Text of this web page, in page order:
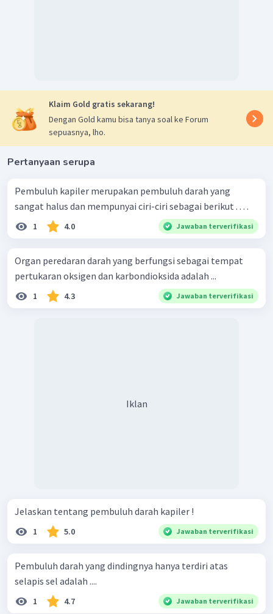
Klaim Gold gratis sekarang!
Dengan Gold kamu bisa tanya soal ke Forum
sepuasnya, lho.
Pertanyaan serupa
Pembuluh kapiler merupakan pembuluh darah yang
sangat halus dan mempunyai ciri-ciri sebagai berikut . . . .
1 4.0 Jawaban terverifikasi
Organ peredaran darah yang berfungsi sebagai tempat
pertukaran oksigen dan karbondioksida adalah ...
1 4.3 Jawaban terverifikasi
Iklan
Jelaskan tentang pembuluh darah kapiler !
1 5.0 Jawaban terverifikasi
Pembuluh darah yang dindingnya hanya terdiri atas
selapis sel adalah ....
1 4.7 Jawaban terverifikasi